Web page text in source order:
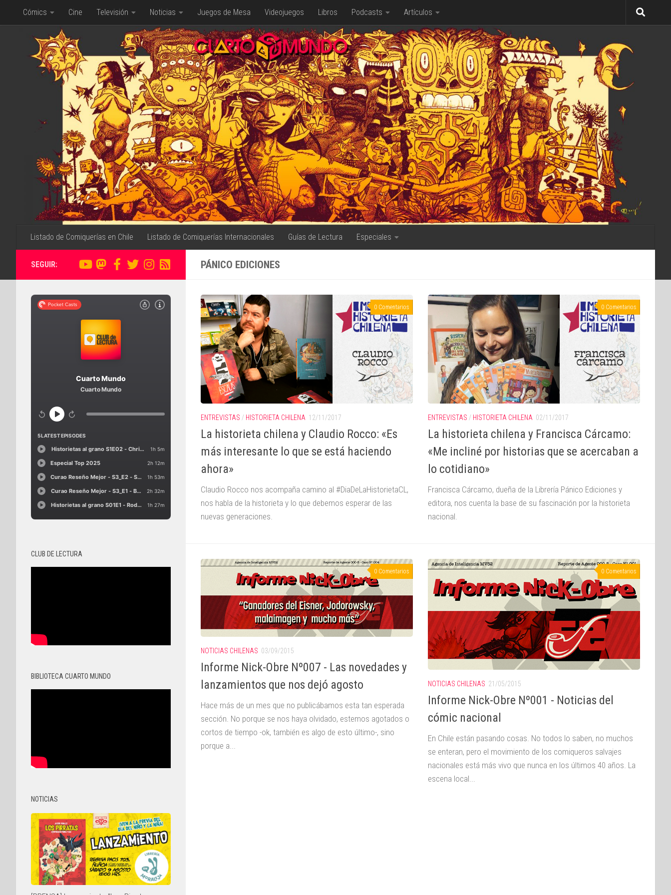
Saltar al contenido
Cómics Cine Televisión Noticias Juegos de Mesa Videojuegos Libros Podcasts Artículos
Listado de Comiquerías en Chile Listado de Comiquerías Internacionales Guías de Lectura Especiales
PÁNICO EDICIONES
0 Comentarios
ENTREVISTAS / HISTORIETA CHILENA 12/11/2017
La historieta chilena y Claudio Rocco: «Es
más interesante lo que se está haciendo
ahora»
Claudio Rocco nos acompaña camino al #DiaDeLaHistorietaCL,
nos habla de la historieta y lo que debemos esperar de las
nuevas generaciones.
0 Comentarios
ENTREVISTAS / HISTORIETA CHILENA 02/11/2017
La historieta chilena y Francisca Cárcamo:
«Me incliné por historias que se acercaban a
lo cotidiano»
Francisca Cárcamo, dueña de la Librería Pánico Ediciones y
editora, nos cuenta la base de su fascinación por la historieta
nacional.
0 Comentarios
NOTICIAS CHILENAS 03/09/2015
Informe Nick-Obre Nº007 - Las novedades y
lanzamientos que nos dejó agosto
Hace más de un mes que no publicábamos esta tan esperada
sección. No porque se nos haya olvidado, estemos agotados o
cortos de tiempo -ok, también es algo de esto último-, sino
porque a...
0 Comentarios
NOTICIAS CHILENAS 21/05/2015
Informe Nick-Obre Nº001 - Noticias del
cómic nacional
En Chile están pasando cosas. No todos lo saben, no muchos
se enteran, pero el movimiento de los comiqueros salvajes
nacionales está más vivo que nunca en los últimos 40 años. La
escena local...
SEGUIR:
CLUB DE LECTURA
BIBLIOTECA CUARTO MUNDO
NOTICIAS